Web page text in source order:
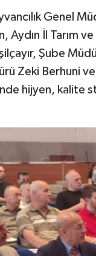
Genel
Aydın İl Tarım
Şube
Zeki Berhuni
hijyen, kalite